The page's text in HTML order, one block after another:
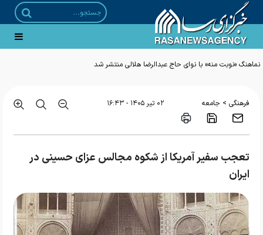
فرهنگی > جامعه ۰۲ تير ۱۴۰۵ - ۱۶:۴۳
تعجب سفیر آمریکا از شکوه مجالس عزای حسینی در
ایران